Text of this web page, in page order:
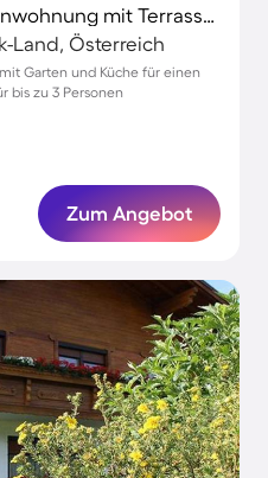
Kinderfreundliche Ferienwohnung mit Terrasse und Garten
Land, Österreich
Garten und Küche für einen
bis zu 3 Personen
Zum Angebot